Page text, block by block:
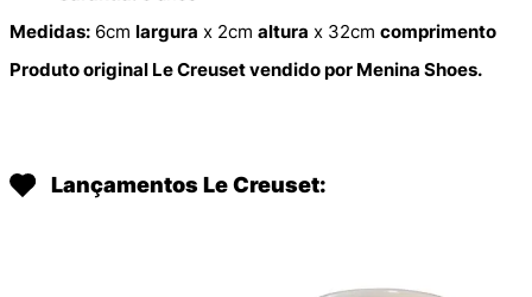
Medidas: 6cm largura x 2cm altura x 32cm comprimento
Produto original Le Creuset vendido por Menina Shoes.
Lançamentos Le Creuset: